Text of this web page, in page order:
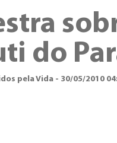
do
pela Vida - 30/05/2010